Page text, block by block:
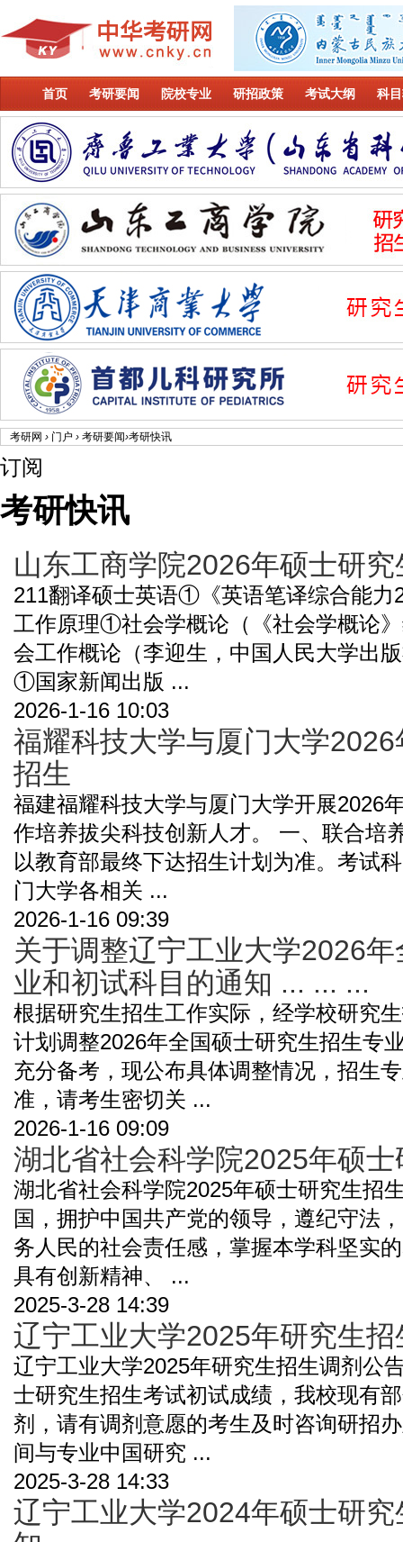
首页 考研要闻 院校专业 研招政策 考试大纲 科
考研网 › 门户 › 考研要闻›考研快讯
订阅
考研快讯
山东工商学院2026年硕士研
211翻译硕士英语①《英语笔译综合能力
工作原理①社会学概论（《社会学概论
会工作概论（李迎生，中国人民大学出
①国家新闻出版 ...
2026-1-16 10:03
福耀科技大学与厦门大学
招生
福建福耀科技大学与厦门大学开展2026
作培养拔尖科技创新人才。 一、联合培
以教育部最终下达招生计划为准。考试
门大学各相关 ...
2026-1-16 09:39
关于调整辽宁工业大学2026
业和初试科目的通知 ... ... ...
根据研究生招生工作实际，经学校研究
计划调整2026年全国硕士研究生招生专
充分备考，现公布具体调整情况，招生
准，请考生密切关 ...
2026-1-16 09:09
湖北省社会科学院2025年硕
湖北省社会科学院2025年硕士研究生招
国，拥护中国共产党的领导，遵纪守法
务人民的社会责任感，掌握本学科坚实
具有创新精神、 ...
2025-3-28 14:39
辽宁工业大学2025年研究生
辽宁工业大学2025年研究生招生调剂公
士研究生招生考试初试成绩，我校现有
剂，请有调剂意愿的考生及时咨询研招
间与专业中国研究 ...
2025-3-28 14:33
辽宁工业大学2024年硕士研